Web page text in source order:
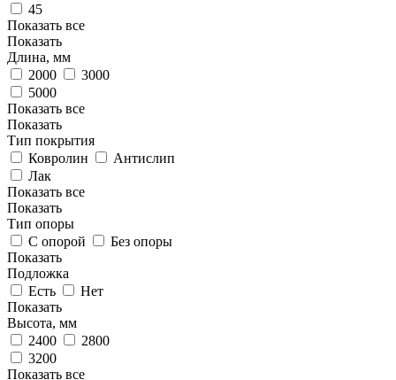
45
Показать все
Показать
Длина, мм
2000
3000
5000
Показать все
Показать
Тип покрытия
Ковролин
Антислип
Лак
Показать все
Показать
Тип опоры
С опорой
Без опоры
Показать
Подложка
Есть
Нет
Показать
Высота, мм
2400
2800
3200
Показать все